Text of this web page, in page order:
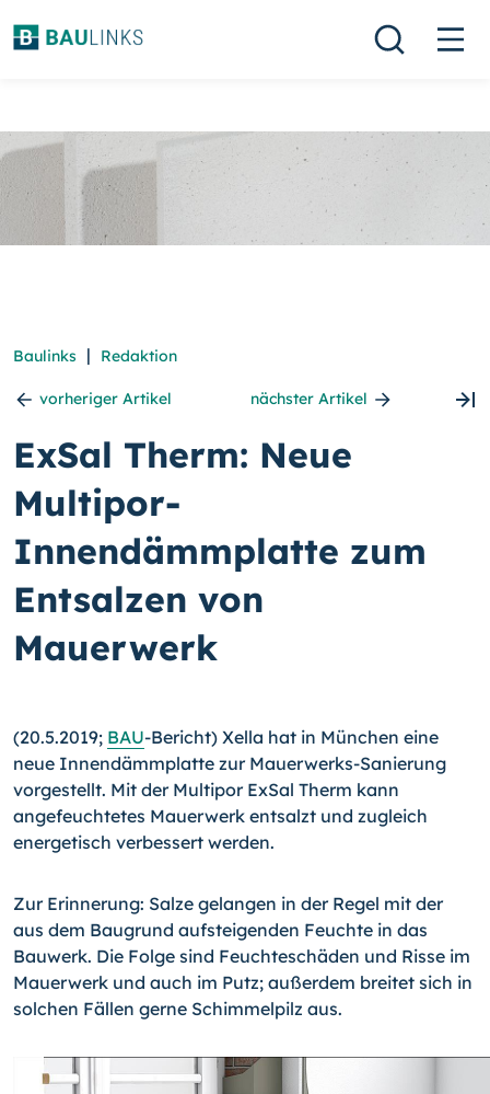
Baulinks | Redaktion
vorheriger Artikel nächster Artikel
ExSal Therm: Neue
Multipor-
Innendämmplatte zum
Entsalzen von
Mauerwerk
(20.5.2019; BAU-Bericht) Xella hat in München eine
neue Innendämmplatte zur Mauer­werks-Sanierung
vorgestellt. Mit der Multipor ExSal Therm kann
angefeuchtetes Mauerwerk entsalzt und zugleich
energetisch verbessert werden.
Zur Erinnerung: Salze gelangen in der Regel mit der
aus dem Baugrund aufsteigenden Feuchte in das
Bauwerk. Die Folge sind Feuchteschäden und Risse im
Mauerwerk und auch im Putz; außerdem breitet sich in
solchen Fällen gerne Schimmelpilz aus.